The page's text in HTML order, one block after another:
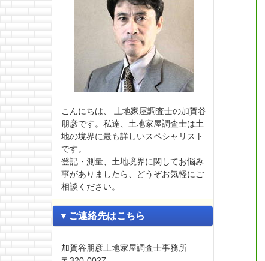
こんにちは、 土地家屋調査士の加賀谷
朋彦です。私達、土地家屋調査士は土
地の境界に最も詳しいスペシャリスト
です。
登記・測量、土地境界に関してお悩み
事がありましたら、どうぞお気軽にご
相談ください。
▼ご連絡先はこちら
加賀谷朋彦土地家屋調査士事務所